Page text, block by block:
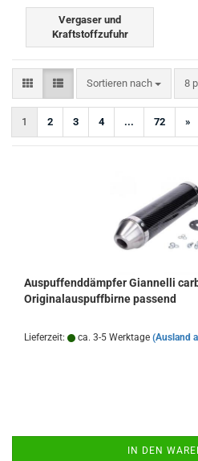
Vergaser und
Kraftstoffzufuhr
Sortieren nach
Sortieren nach 8
1 2 3 4 ... 72 »
Auspuffenddämpfer Giannelli
Originalauspuffbirne passend
Lieferzeit: ca. 3-5 Werktage (Ausland
IN DEN